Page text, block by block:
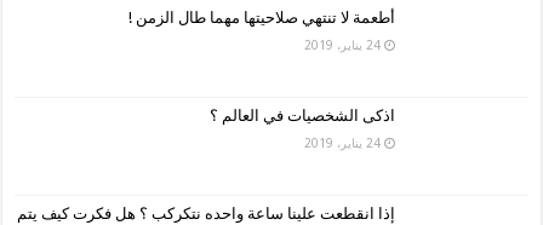
أطعمة لا تنتهي صلاحيتها مهما طال الزمن !
24 يناير، 2019
اذكى الشخصيات في العالم ؟
24 يناير، 2019
إذا انقطعت علينا ساعة واحده نتكركب ؟ هل فكرت كيف يتم